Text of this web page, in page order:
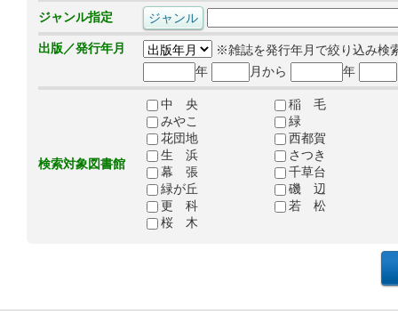
ジャンル指定
出版／発行年月
※雑誌を発行年月で絞り込み検
年
月から 年
検索対象図書館
中 央
稲 毛
みやこ
緑
花団地
西都賀
生 浜
さつき
幕 張
千草台
緑が丘
磯 辺
更 科
若 松
桜 木